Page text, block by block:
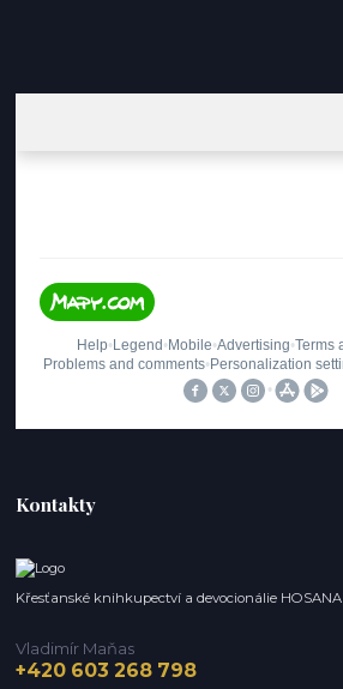
Kontakty
Křesťanské knihkupectví a devocionálie HOSANA
Vladimír Maňas
+420 603 268 798